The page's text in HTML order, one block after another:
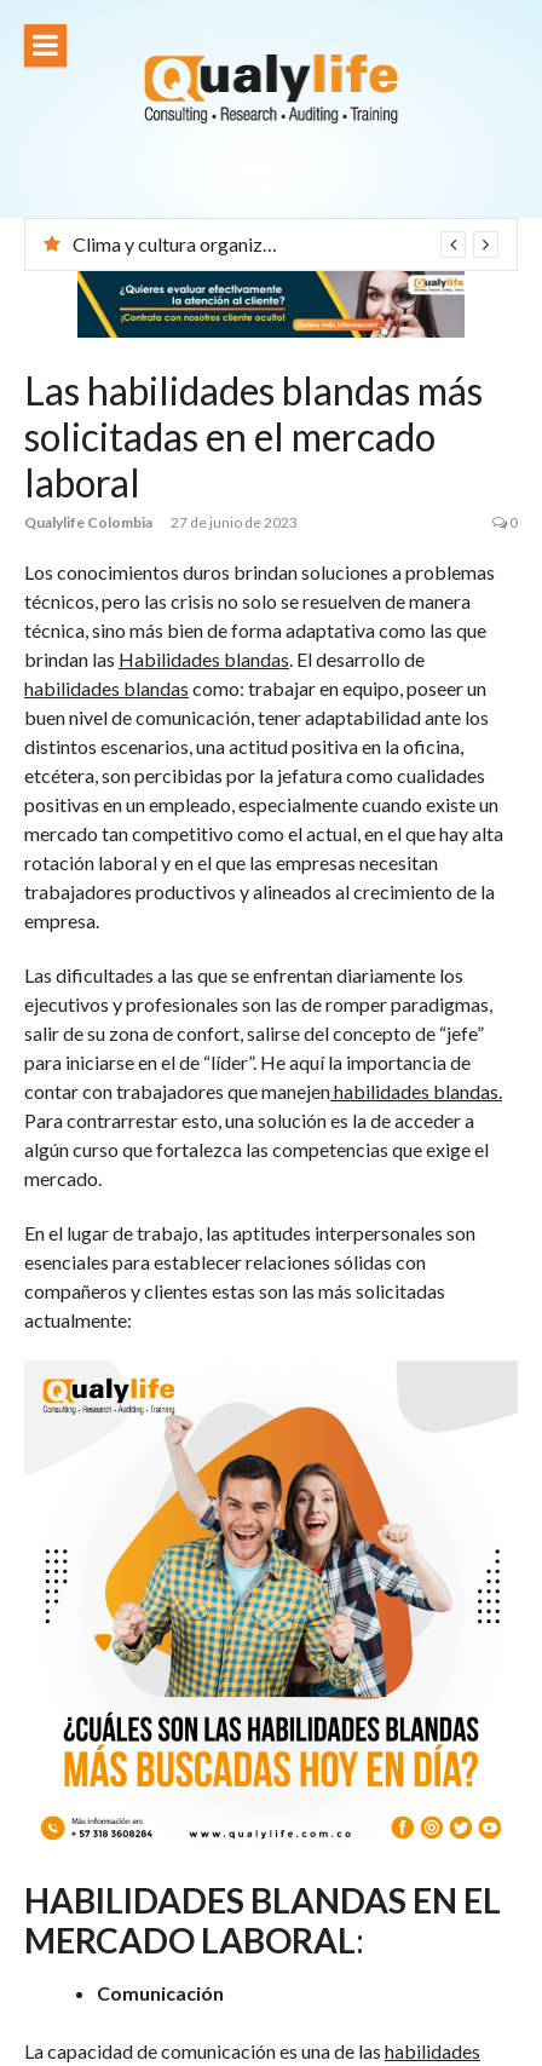
contenido
Clima y cultura organizacional: el corazón de una empresa exitosa
Las habilidades blandas más
solicitadas en el mercado
laboral
Qualylife Colombia 27 de junio de 2023 0
Los conocimientos duros brindan soluciones a problemas
técnicos, pero las crisis no solo se resuelven de manera
técnica, sino más bien de forma adaptativa como las que
brindan las Habilidades blandas. El desarrollo de
habilidades blandas como: trabajar en equipo, poseer un
buen nivel de comunicación, tener adaptabilidad ante los
distintos escenarios, una actitud positiva en la oficina,
etcétera, son percibidas por la jefatura como cualidades
positivas en un empleado, especialmente cuando existe un
mercado tan competitivo como el actual, en el que hay alta
rotación laboral y en el que las empresas necesitan
trabajadores productivos y alineados al crecimiento de la
empresa.
Las dificultades a las que se enfrentan diariamente los
ejecutivos y profesionales son las de romper paradigmas,
salir de su zona de confort, salirse del concepto de “jefe”
para iniciarse en el de “líder”. He aquí la importancia de
contar con trabajadores que manejenhabilidades blandas.
Para contrarrestar esto, una solución es la de acceder a
algún curso que fortalezca las competencias que exige el
mercado.
En el lugar de trabajo, las aptitudes interpersonales son
esenciales para establecer relaciones sólidas con
compañeros y clientes estas son las más solicitadas
actualmente:
HABILIDADES BLANDAS EN EL
MERCADO LABORAL:
Comunicación
La capacidad de comunicación es una de las habilidades